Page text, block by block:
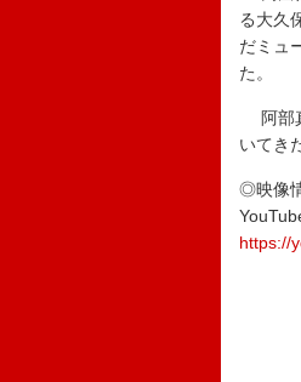
る大久
だミュ
た。
阿部
いてき
◎映像
https://